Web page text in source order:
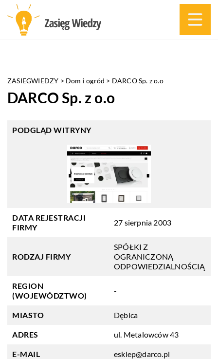
ZASIEGWIEDZY > Dom i ogród > DARCO Sp. z o.o
DARCO Sp. z o.o
PODGLĄD WITRYNY
DATA REJESTRACJI
FIRMY
27 sierpnia 2003
RODZAJ FIRMY
SPÓŁKI Z
OGRANICZONĄ
ODPOWIEDZIALNOŚCIĄ
REGION
(WOJEWÓDZTWO)
-
MIASTO Dębica
ADRES ul. Metalowców 43
E-MAIL esklep@darco.pl